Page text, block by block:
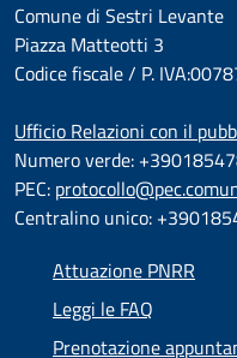
Comune di Sestri Levante
Piazza Matteotti 3
Codice fiscale / P.
Ufficio Relazioni con il
Numero verde:
PEC:
Centralino unico:
Attuazione PNRR
Leggi le FAQ
Prenotazione